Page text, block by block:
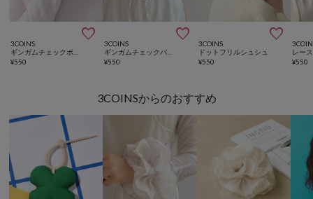

3COINS
¥550

3COINS
¥550

3COINS
ドットフリルシュシュ
¥550
レー
¥550
3COINSからのおすすめ